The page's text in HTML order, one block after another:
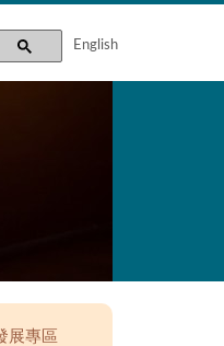
English
展專區